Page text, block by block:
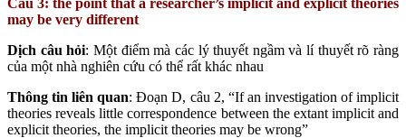
may be very different
Dịch câu hỏi: Một điểm mà các lý thuyết ngầm và lí thuyết rõ ràng
của một nhà nghiên cứu có thể rất khác nhau
Thông tin liên quan: Đoạn D, câu 2, “If an investigation of implicit
theories reveals little correspondence between the extant implicit and
explicit theories, the implicit theories may be wrong”